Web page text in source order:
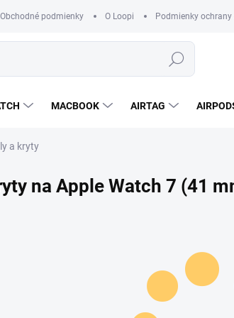
Obchodné podmienky O Loopi Podmienky ochrany
Hľadať
MACBOOK AIRTAG
a kryty
na Apple Watch 7 (41